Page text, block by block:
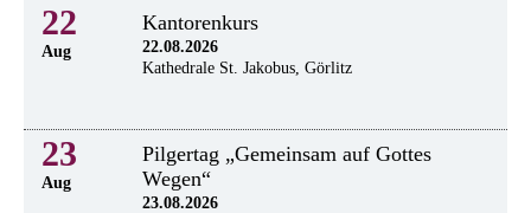
22
Aug
Kantorenkurs
22.08.2026
Kathedrale St. Jakobus, Görlitz
23
Aug
Pilgertag „Gemeinsam auf Gottes
Wegen“
23.08.2026